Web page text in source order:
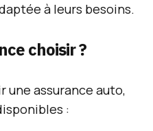
à leurs besoins.
choisir ?
une assurance auto,
: